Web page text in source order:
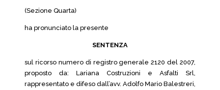
(Sezione Quarta)
ha pronunciato la presente
SENTENZA
sul ricorso numero di registro generale 2120 del 2007,
proposto da: Lariana Costruzioni e Asfalti Srl,
rappresentato e difeso dall’avv. Adolfo Mario Balestreri,